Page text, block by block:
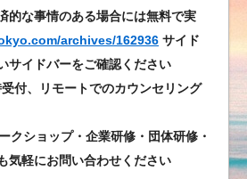
的な事情のある場合には無料で実
archives/162936 サイド
サイドバーをご確認ください
付、リモートでのカウンセリング
クショップ・企業研修・団体研修・
気軽にお問い合わせください